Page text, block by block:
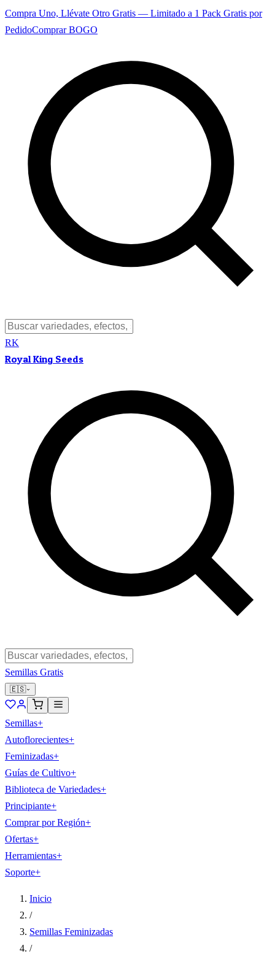
Compra Uno, Llévate Otro Gratis — Limitado a 1 Pack Gratis por
PedidoComprar BOGO
RK
Royal King Seeds
Semillas Gratis
🇪🇸
Semillas+
Autoflorecientes+
Feminizadas+
Guías de Cultivo+
Biblioteca de Variedades+
Principiante+
Comprar por Región+
Ofertas+
Herramientas+
Soporte+
Inicio
/
Semillas Feminizadas
/